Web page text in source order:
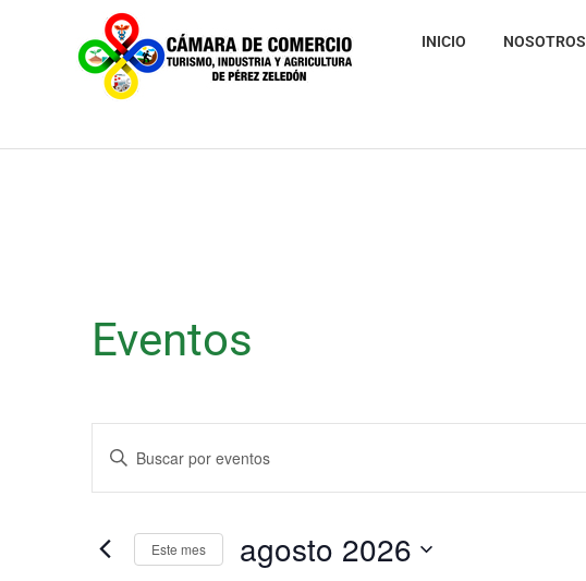
INICIO NOSOTROS
Eventos
de
búsqueda
vistas
de
Introduce
Busca
Este mes agosto 2026